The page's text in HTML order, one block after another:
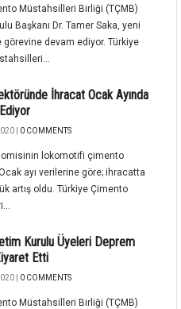
Müstahsilleri Birliği (TÇMB)
Başkanı Dr. Tamer Saka, yeni
görevine devam ediyor. Türkiye
İhracat Ocak Ayında
| 0 COMMENTS
lokomotifi çimento
ayı verilerine göre; ihracatta
artış oldu. Türkiye Çimento
Kurulu Üyeleri Deprem
Etti
| 0 COMMENTS
Müstahsilleri Birliği (TÇMB)